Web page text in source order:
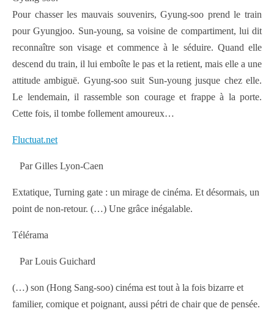
Pour chasser les mauvais souvenirs, Gyung-soo prend le train
pour Gyungjoo. Sun-young, sa voisine de compartiment, lui dit
reconnaître son visage et commence à le séduire. Quand elle
descend du train, il lui emboîte le pas et la retient, mais elle a une
attitude ambiguë. Gyung-soo suit Sun-young jusque chez elle.
Le lendemain, il rassemble son courage et frappe à la porte.
Cette fois, il tombe follement amoureux…
Fluctuat.net
Par Gilles Lyon-Caen
Extatique, Turning gate : un mirage de cinéma. Et désormais, un
point de non-retour. (…) Une grâce inégalable.
Télérama
Par Louis Guichard
(…) son (Hong Sang-soo) cinéma est tout à la fois bizarre et
familier, comique et poignant, aussi pétri de chair que de pensée.